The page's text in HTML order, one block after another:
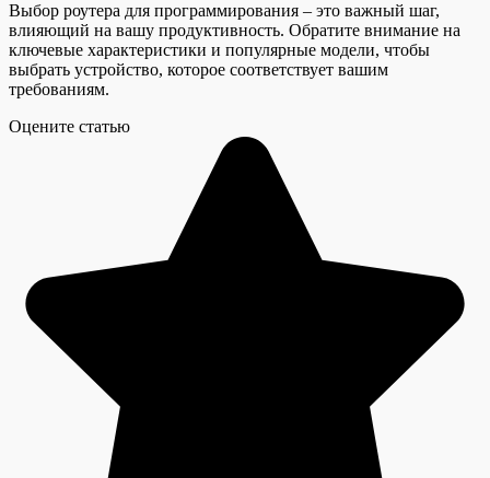
Выбор роутера для программирования – это важный шаг,
влияющий на вашу продуктивность. Обратите внимание на
ключевые характеристики и популярные модели, чтобы
выбрать устройство, которое соответствует вашим
требованиям.
Оцените статью